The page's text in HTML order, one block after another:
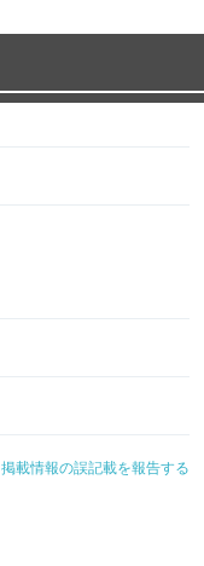
掲載情報の誤記載を報告する